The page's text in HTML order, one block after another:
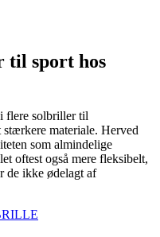
til sport hos
flere solbriller til
materiale. Herved
som almindelige
oftest også mere fleksibelt,
de ikke ødelagt af